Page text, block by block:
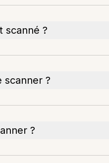
scanné ?
scanner ?
?